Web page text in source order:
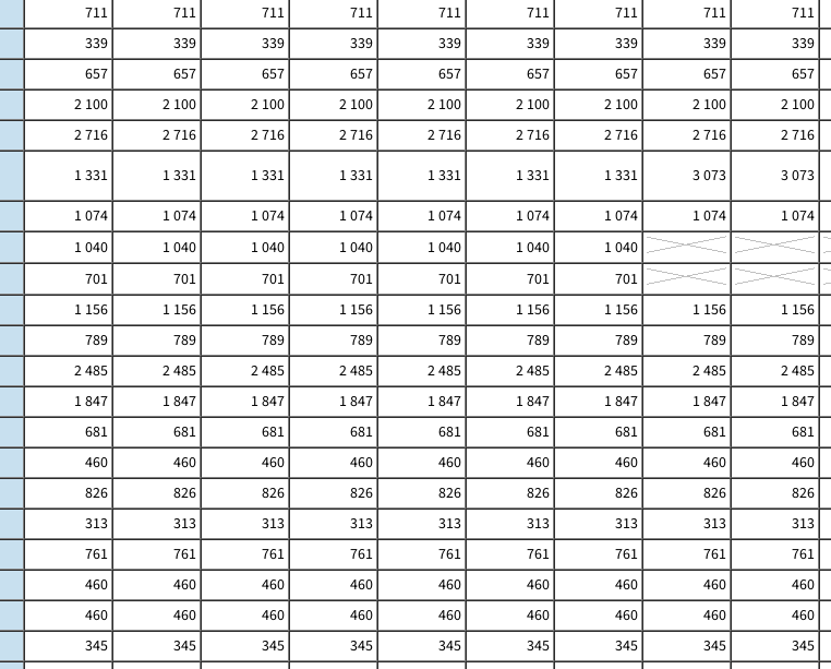
711 711 711 711 711 711 711 711
711
339 339 339 339 339 339 339 339
339
657 657 657 657 657 657 657 657
657
2 100 2 100 2 100 2 100 2 100 2 100 2 100 2 100
2 100
2 716 2 716 2 716 2 716 2 716 2 716 2 716 2 716
2 716
1 331 1 331 1 331 1 331 1 331 1 331 1 331 3 073
3 073
1 074 1 074 1 074 1 074 1 074 1 074 1 074 1 074
1 074
1 040 1 040 1 040 1 040 1 040 1 040
1 040
701 701 701 701 701 701
701
1 156 1 156 1 156 1 156 1 156 1 156 1 156 1 156
1 156
789 789 789 789 789 789 789 789
789
2 485 2 485 2 485 2 485 2 485 2 485 2 485 2 485
2 485
1 847 1 847 1 847 1 847 1 847 1 847 1 847 1 847
1 847
681 681 681 681 681 681 681 681
681
460 460 460 460 460 460 460 460
460
826 826 826 826 826 826 826 826
826
313 313 313 313 313 313 313 313
313
761 761 761 761 761 761 761 761
761
460 460 460 460 460 460 460 460
460
460 460 460 460 460 460 460 460
460
345 345 345 345 345 345 345 345
345